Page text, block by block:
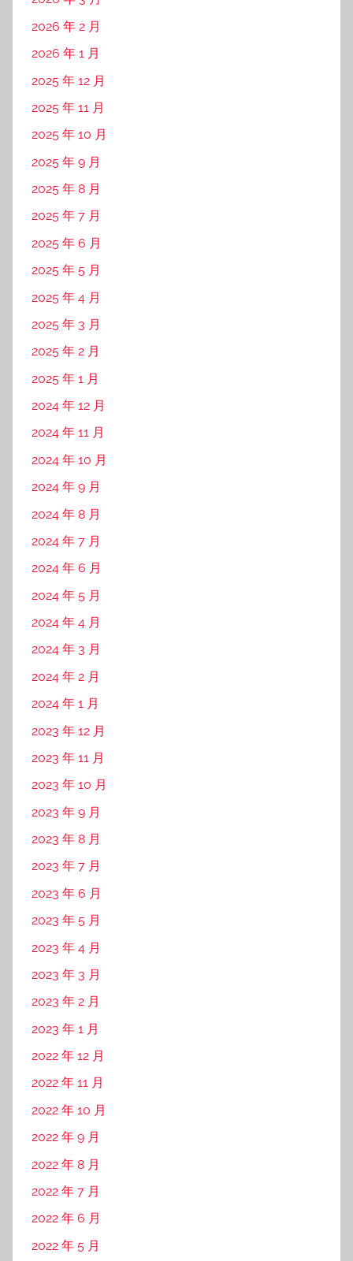
2026 年 2 月
2026 年 1 月
2025 年 12 月
2025 年 11 月
2025 年 10 月
2025 年 9 月
2025 年 8 月
2025 年 7 月
2025 年 6 月
2025 年 5 月
2025 年 4 月
2025 年 3 月
2025 年 2 月
2025 年 1 月
2024 年 12 月
2024 年 11 月
2024 年 10 月
2024 年 9 月
2024 年 8 月
2024 年 7 月
2024 年 6 月
2024 年 5 月
2024 年 4 月
2024 年 3 月
2024 年 2 月
2024 年 1 月
2023 年 12 月
2023 年 11 月
2023 年 10 月
2023 年 9 月
2023 年 8 月
2023 年 7 月
2023 年 6 月
2023 年 5 月
2023 年 4 月
2023 年 3 月
2023 年 2 月
2023 年 1 月
2022 年 12 月
2022 年 11 月
2022 年 10 月
2022 年 9 月
2022 年 8 月
2022 年 7 月
2022 年 6 月
2022 年 5 月